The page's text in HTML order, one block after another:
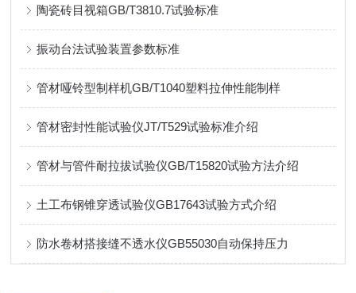
陶瓷砖目视箱GB/T3810.7试验标准
振动台法试验装置参数标准
管材哑铃型制样机GB/T1040塑料拉伸性能制样
管材密封性能试验仪JT/T529试验标准介绍
管材与管件耐拉拔试验仪GB/T15820试验方法介绍
土工布钢锥穿透试验仪GB17643试验方式介绍
防水卷材搭接缝不透水仪GB55030自动保持压力